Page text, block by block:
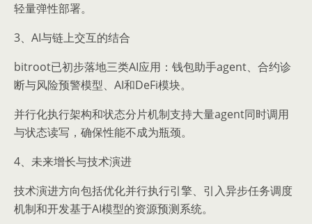
轻量弹性部署。
3、AI与链上交互的结合
bitroot已初步落地三类AI应用：钱包助手agent、合约诊
断与风险预警模型、AI和DeFi模块。
并行化执行架构和状态分片机制支持大量agent同时调用
与状态读写，确保性能不成为瓶颈。
4、未来增长与技术演进
技术演进方向包括优化并行执行引擎、引入异步任务调度
机制和开发基于AI模型的资源预测系统。